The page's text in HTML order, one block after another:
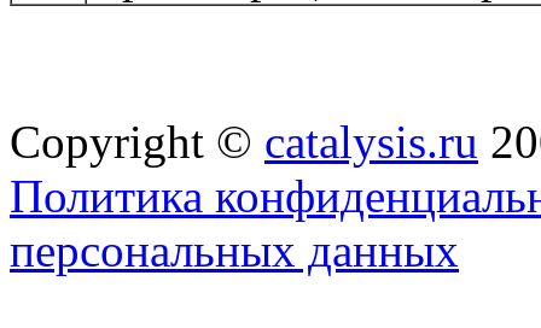
Copyright © catalysis.ru
Политика
персональных данных